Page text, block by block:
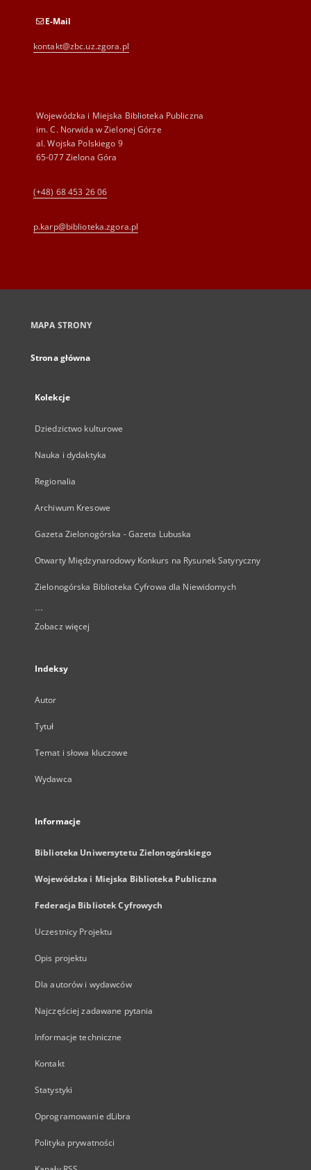
E-Mail
kontakt@zbc.uz.zgora.pl
Wojewódzka i Miejska Biblioteka Publiczna
im. C. Norwida w Zielonej Górze
al. Wojska Polskiego 9
65-077 Zielona Góra
(+48) 68 453 26 06
p.karp@biblioteka.zgora.pl
MAPA STRONY
Strona główna
Kolekcje
Dziedzictwo kulturowe
Nauka i dydaktyka
Regionalia
Archiwum Kresowe
Gazeta Zielonogórska - Gazeta Lubuska
Otwarty Międzynarodowy Konkurs na Rysunek Satyryczny
Zielonogórska Biblioteka Cyfrowa dla Niewidomych
...
Zobacz więcej
Indeksy
Autor
Tytuł
Temat i słowa kluczowe
Wydawca
Informacje
Biblioteka Uniwersytetu Zielonogórskiego
Wojewódzka i Miejska Biblioteka Publiczna
Federacja Bibliotek Cyfrowych
Uczestnicy Projektu
Opis projektu
Dla autorów i wydawców
Najczęściej zadawane pytania
Informacje techniczne
Kontakt
Statystyki
Oprogramowanie dLibra
Polityka prywatności